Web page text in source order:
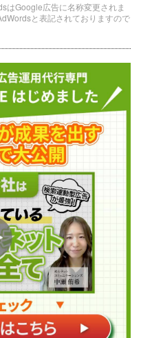
はGoogle広告に名称変更されま
と表記されておりますので